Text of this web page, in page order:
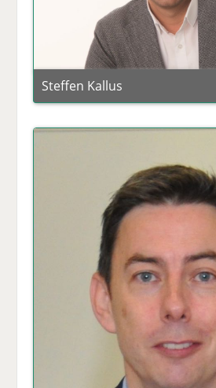
Steffen Kallus